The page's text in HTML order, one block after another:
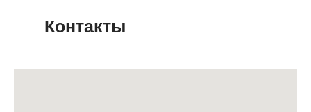
Контакты